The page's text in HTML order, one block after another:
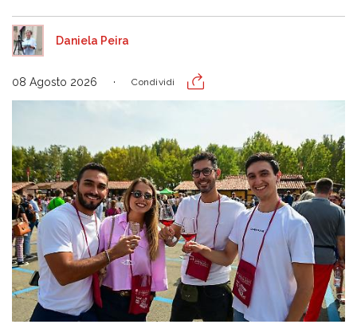
Daniela Peira
08 Agosto 2026 Condividi